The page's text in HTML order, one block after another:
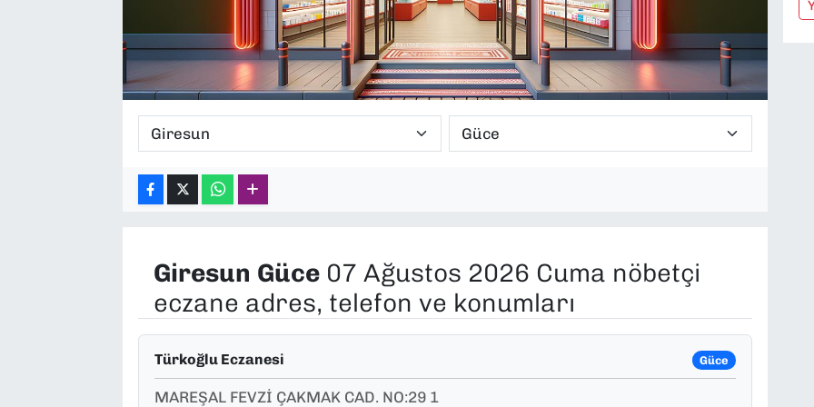
Giresun Güce07 Ağustos 2026 Cuma nöbetçi
eczane adres, telefon ve konumları
Türkoğlu Eczanesi Güce
MAREŞAL FEVZİ ÇAKMAK CAD. NO:29 1